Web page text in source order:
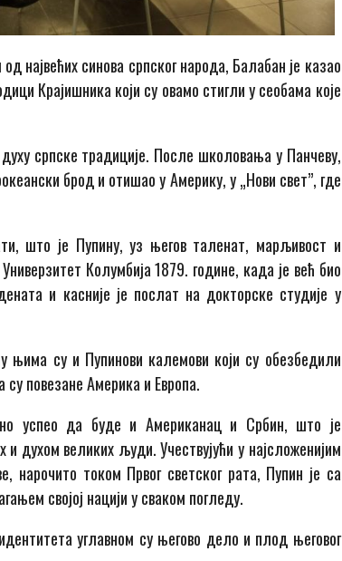
највећих синова српског народа, Балабан је казао
Крајишника који су овамо стигли у сеобама које
српске традиције. После школовања у Панчеву,
брод и отишао у Америку, у „Нови свет”, где
што је Пупину, уз његов таленат, марљивост и
Колумбија 1879. године, када је већ био
и касније је послат на докторске студије у
њима су и Пупинови калемови који су обезбедили
повезане Америка и Европа.
успео да буде и Американац и Србин, што је
духом великих људи. Учествујући у најсложенијим
нарочито током Првог светског рата, Пупин је са
својој нацији у сваком погледу.
углавном су његово дело и плод његовог